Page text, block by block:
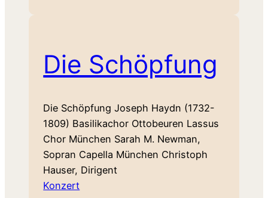
Die Schöpfung
Die Schöpfung Joseph Haydn (1732-
1809) Basilikachor Ottobeuren Lassus
Chor München Sarah M. Newman,
Sopran Capella München Christoph
Hauser, Dirigent
Konzert